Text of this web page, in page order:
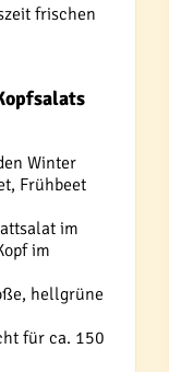
frischen
Winter
Frühbeet
im
im
hellgrüne
für ca. 150